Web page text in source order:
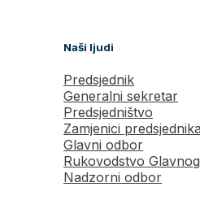
Naši ljudi
Predsjednik
Generalni sekretar
Predsjedništvo
Zamjenici predsjednika
Glavni odbor
Rukovodstvo
Nadzorni odbor